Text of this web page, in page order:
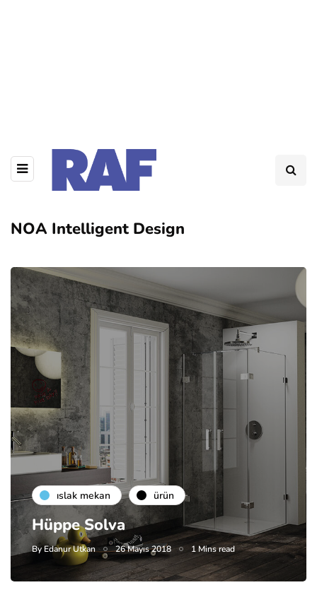
NOA Intelligent Design
islak mekan ürün
Hüppe Solva
ByEdanur Utkan 26 Mayıs 2018 1 Mins read